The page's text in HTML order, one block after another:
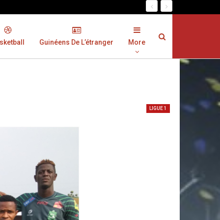
Guinéens De L’étranger More
LIGUE 1